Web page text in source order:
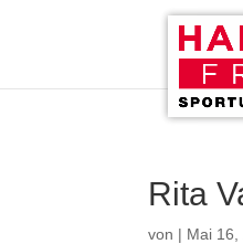
Rita
von | Mai 16,